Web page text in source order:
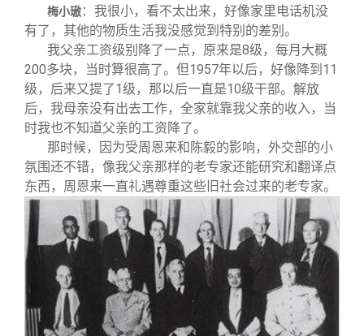
梅小璈：我很小，看不太出来，好像家里电话机没
有了，其他的物质生活我没感觉到特别的差别。
我父亲工资级别降了一点，原来是8级，每月大概
200多块，当时算很高了。但1957年以后，好像降到11
级，后来又提了1级，那以后一直是10级干部。解放
后，我母亲没有出去工作，全家就靠我父亲的收入，当
时我也不知道父亲的工资降了。
那时候，因为受周恩来和陈毅的影响，外交部的小
氛围还不错，像我父亲那样的老专家还能研究和翻译点
东西，周恩来一直礼遇尊重这些旧社会过来的老专家。